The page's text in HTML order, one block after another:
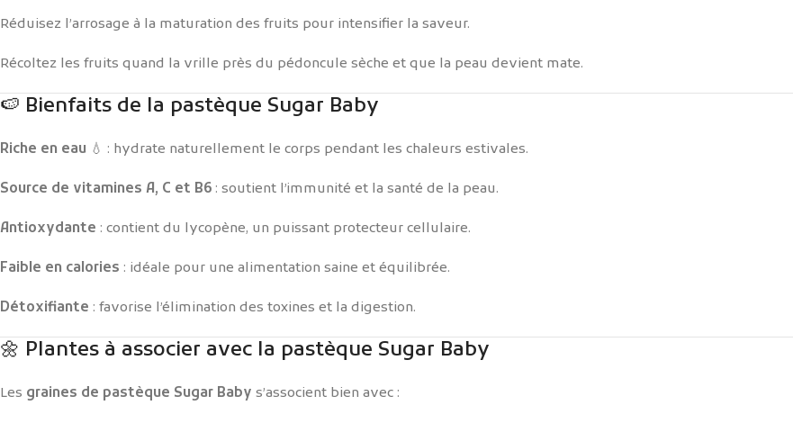
Réduisez l’arrosage à la maturation des fruits pour intensifier la saveur.
Récoltez les fruits quand la vrille près du pédoncule sèche et que la peau devient mate.
🍉 Bienfaits de la pastèque Sugar Baby
Riche en eau 💧 : hydrate naturellement le corps pendant les chaleurs estivales.
Source de vitamines A, C et B6 : soutient l’immunité et la santé de la peau.
Antioxydante : contient du lycopène, un puissant protecteur cellulaire.
Faible en calories : idéale pour une alimentation saine et équilibrée.
Détoxifiante : favorise l’élimination des toxines et la digestion.
🌼 Plantes à associer avec la pastèque Sugar Baby
Les graines de pastèque Sugar Baby s’associent bien avec :